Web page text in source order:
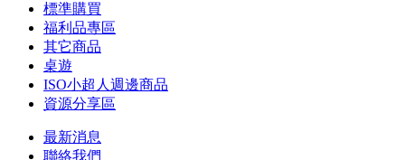
標準購買
福利品專區
其它商品
桌遊
ISO小超人週邊商品
資源分享區
最新消息
聯絡我們